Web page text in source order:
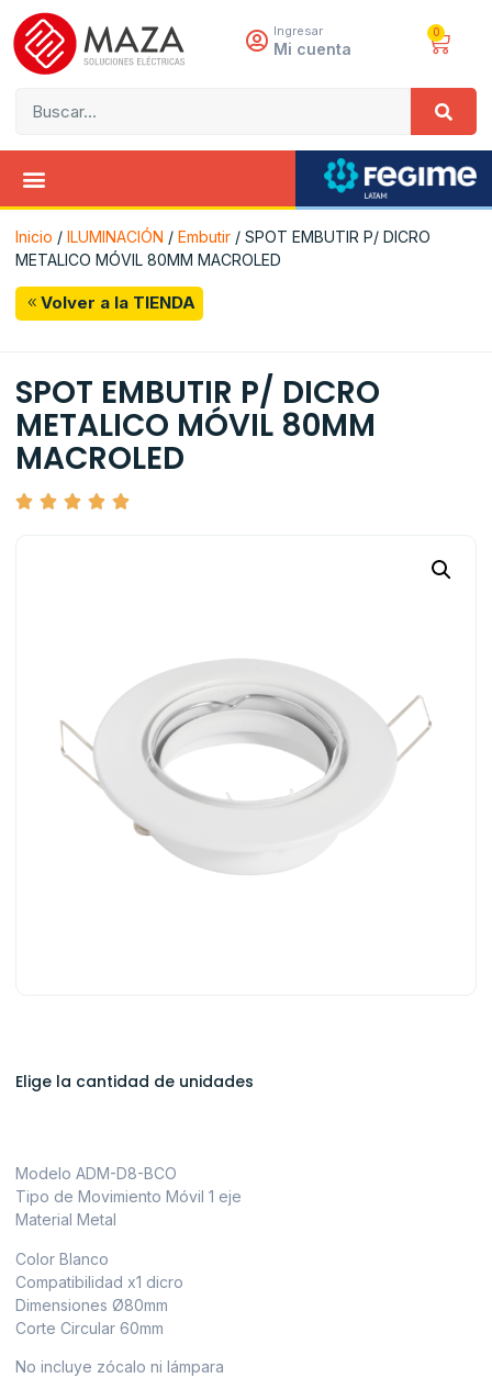
Ingresar
Mi cuenta
0
Inicio / ILUMINACIÓN / Embutir / SPOT EMBUTIR P/ DICRO
METALICO MÓVIL 80MM MACROLED
Volver a la TIENDA
SPOT EMBUTIR P/ DICRO
METALICO MÓVIL 80MM
MACROLED
Elige la cantidad de unidades
Modelo ADM-D8-BCO
Tipo de Movimiento Móvil 1 eje
Material Metal
Color Blanco
Compatibilidad x1 dicro
Dimensiones Ø80mm
Corte Circular 60mm
No incluye zócalo ni lámpara